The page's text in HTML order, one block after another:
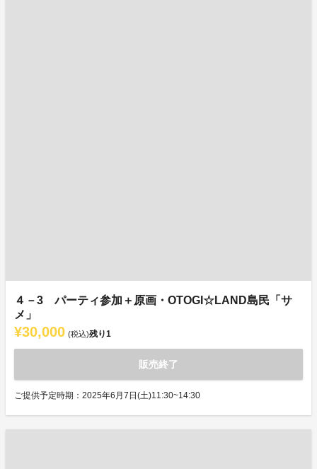
４－3 パーティ参加＋原画・OTOGI☆LAND島民「サ
メ」
¥30,000 (税込)残り1
販売終了
ご提供予定時期：2025年6月7日(土)11:30~14:30